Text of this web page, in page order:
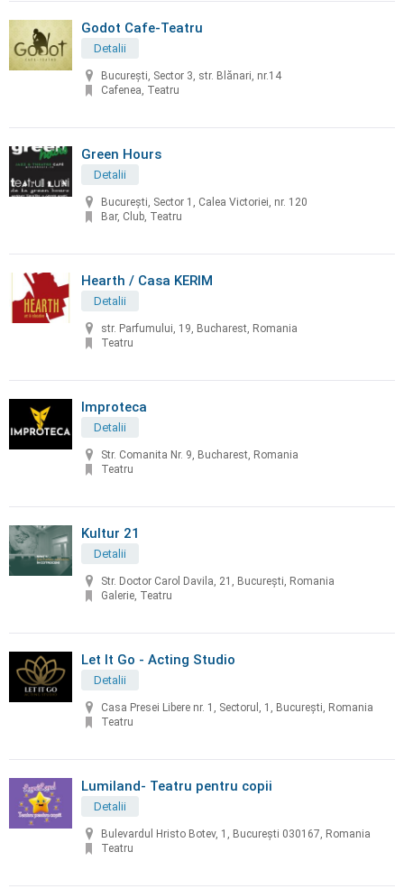
Godot Cafe-Teatru
Detalii
Bucureşti, Sector 3, str. Blănari, nr.14
Cafenea, Teatru
Green Hours
Detalii
Bucureşti, Sector 1, Calea Victoriei, nr. 120
Bar, Club, Teatru
Hearth / Casa KERIM
Detalii
str. Parfumului, 19, Bucharest, Romania
Teatru
Improteca
Detalii
Str. Comanita Nr. 9, Bucharest, Romania
Teatru
Kultur 21
Detalii
Str. Doctor Carol Davila, 21, București, Romania
Galerie, Teatru
Let It Go - Acting Studio
Detalii
Casa Presei Libere nr. 1, Sectorul, 1, Bucureşti, Romania
Teatru
Lumiland- Teatru pentru copii
Detalii
Bulevardul Hristo Botev, 1, București 030167, Romania
Teatru